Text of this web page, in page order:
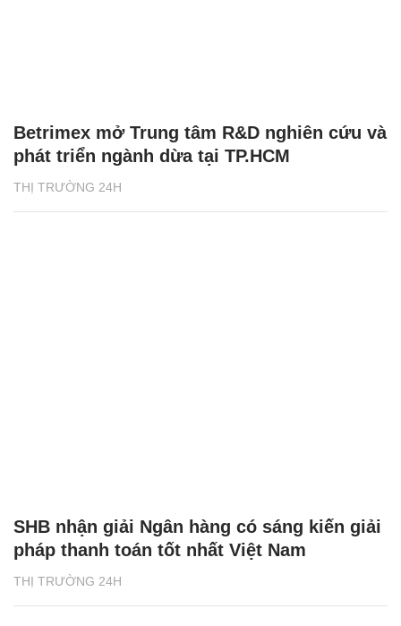
THỊ TRƯỜNG 24H
Betrimex mở Trung tâm R&D nghiên cứu và
phát triển ngành dừa tại TP.HCM
THỊ TRƯỜNG 24H
SHB nhận giải Ngân hàng có sáng kiến giải
pháp thanh toán tốt nhất Việt Nam